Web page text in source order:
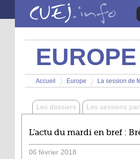
Aller au contenu principal
EUROPE
Vous êtes ici
Accueil
>
Europe
>
La session de
Les dossiers Les sessions
L'actu du mardi en bref :
06 février 2018